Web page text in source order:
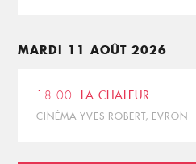
MARDI 11 AOÛT 2026
18:00 LA CHALEUR
CINÉMA YVES ROBERT, EVRON